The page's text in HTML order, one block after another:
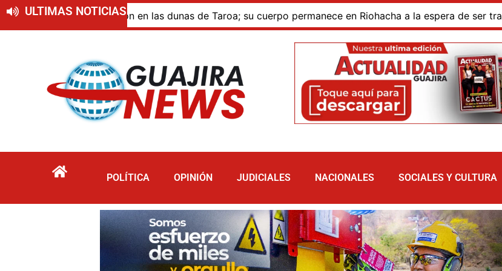
ULTIMAS NOTICIAS
por inmersión en las dunas de Taroa; su cuerpo permanece en Riohacha a la espera de ser trasladado
POLÍTICA OPINIÓN JUDICIALES NACIONALES SOCIALES Y CULTURA